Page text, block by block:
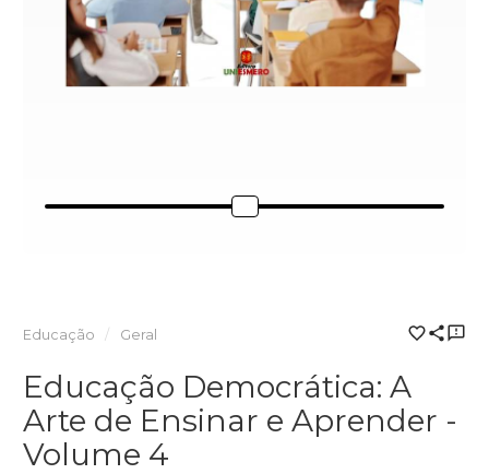
Educação Geral
Educação Democrática: A
Arte de Ensinar e Aprender -
Volume 4